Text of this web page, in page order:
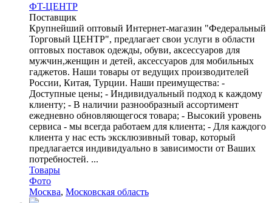
ФT-ЦЕНТР
Поставщик
Крупнейший оптовый Интернет-магазин "Федеральный
Торговый ЦЕНТР", предлагает свои услуги в области
оптовых поставок одежды, обуви, аксессуаров для
мужчин,женщин и детей, аксессуаров для мобильных
гаджетов. Наши товары от ведущих производителей
России, Китая, Турции. Наши преимущества: -
Доступные цены; - Индивидуальный подход к каждому
клиенту; - В наличии разнообразный ассортимент
ежедневно обновляющегося товара; - Высокий уровень
сервиса - мы всегда работаем для клиента; - Для каждого
клиента у нас есть эксклюзивный товар, который
предлагается индивидуально в зависимости от Ваших
потребностей. ...
Товары
Фото
Москва, Московская область